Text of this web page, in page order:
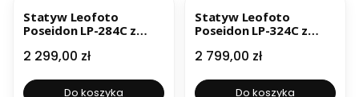
Statyw Leofoto
Poseidon LP-284C z
Cena
2 299,00 zł
Do koszyka
Statyw Leofoto
Poseidon LP-324C z
Cena
2 799,00 zł
Do koszyka